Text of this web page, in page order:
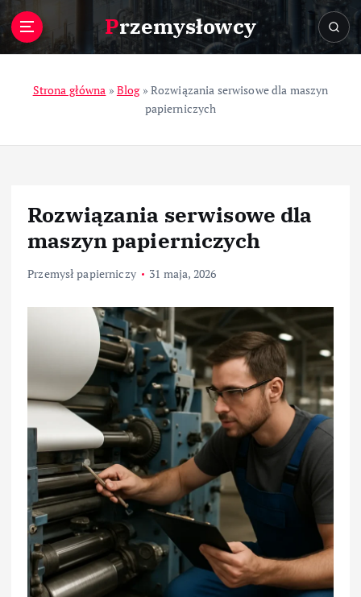
Przemysłowcy
Strona główna » Blog» Rozwiązania serwisowe dla maszyn
papierniczych
Rozwiązania serwisowe dla
maszyn papierniczych
Przemysł papierniczy 31 maja, 2026